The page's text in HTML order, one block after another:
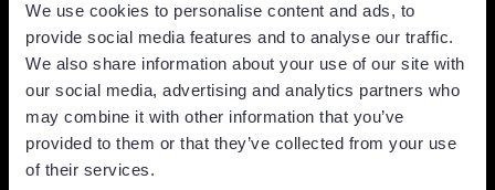
We use cookies to personalise content and ads, to
provide social media features and to analyse our traffic.
We also share information about your use of our site with
our social media, advertising and analytics partners who
may combine it with other information that you’ve
provided to them or that they’ve collected from your use
of their services.
team di vendita al livello
successivo?
Prova gratuita